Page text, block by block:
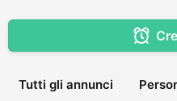
Tutti gli annunci